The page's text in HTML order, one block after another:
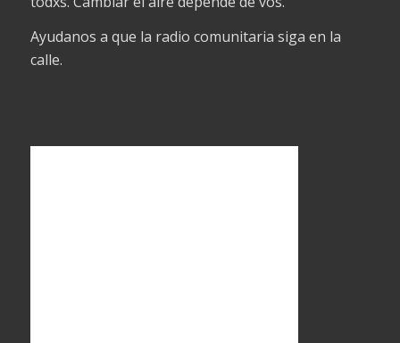
Ayudanos a que la radio comunitaria siga en la
calle.